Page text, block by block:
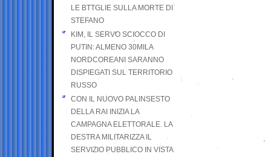
LE BTTGLIE SULLA MORTE DI
STEFANO
KIM, IL SERVO SCIOCCO DI
PUTIN: ALMENO 30MILA
NORDCOREANI SARANNO
DISPIEGATI SUL TERRITORIO
RUSSO
CON IL NUOVO PALINSESTO
DELLA RAI INIZIA LA
CAMPAGNA ELETTORALE. LA
DESTRA MILITARIZZA IL
SERVIZIO PUBBLICO IN VISTA